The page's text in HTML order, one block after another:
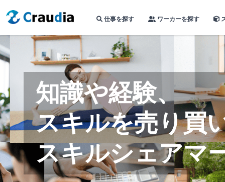
仕事を探す ワーカーを探す
知識や経験、
スキルを売り買
スキルシェアマ